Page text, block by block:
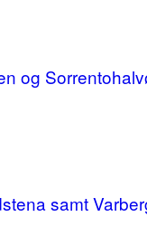
og
samt